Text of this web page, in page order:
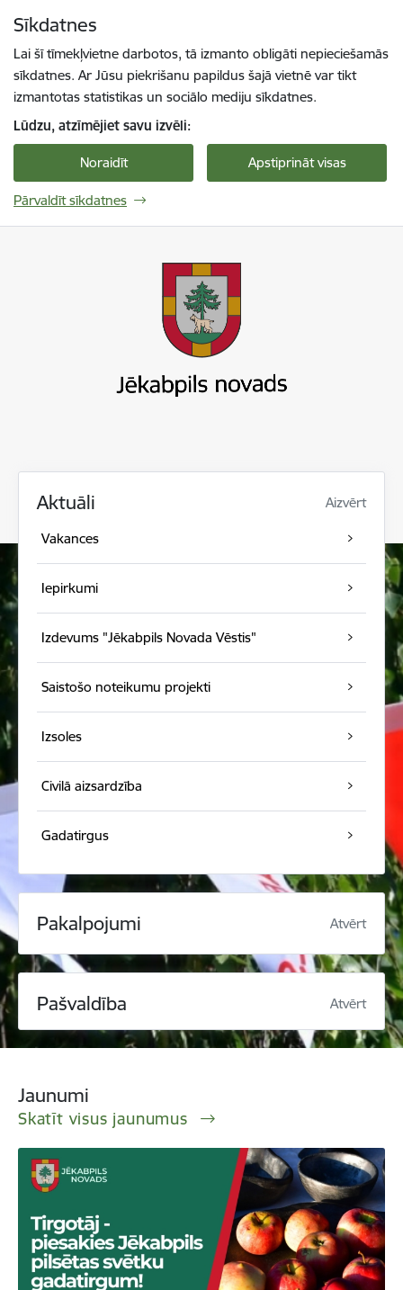
Sīkdatnes
Lai šī tīmekļvietne darbotos, tā izmanto obligāti nepieciešamās
sīkdatnes. Ar Jūsu piekrišanu papildus šajā vietnē var tikt
izmantotas statistikas un sociālo mediju sīkdatnes.
Lūdzu, atzīmējiet savu izvēli:
Noraidīt Apstiprināt visas
Pārvaldīt sīkdatnes
Aktuāli Aizvērt
Vakances
Iepirkumi
Izdevums "Jēkabpils Novada Vēstis"
Saistošo noteikumu projekti
Izsoles
Civilā aizsardzība
Gadatirgus
Pakalpojumi Atvērt
Pašvaldība Atvērt
Jaunumi
Skatīt visus jaunumus